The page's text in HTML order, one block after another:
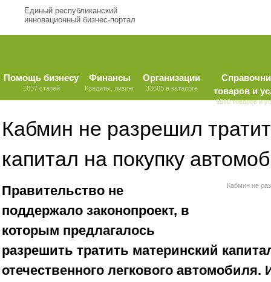
Единый республиканский
инновационный бизнес-портал
Помощь бизнесу
1837 статей
Финансы
Кредиты, лизинг
Организации
33605 в каталоге
товаров и
9580 товаров и
Кабмин не разрешил
капитал на покупку
Кабмин не
Правительство не
поддержало законопроект, в
которым предлагалось
разрешить тратить материнский
отечественного легкового автомобиля.